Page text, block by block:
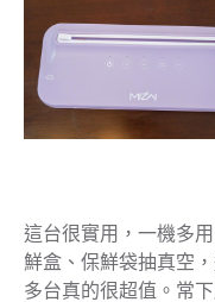
這台很實用，一機多
鮮盒、保鮮袋抽真空
多台真的很超值。常